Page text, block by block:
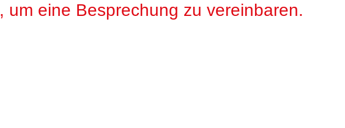
um eine Besprechung zu vereinbaren.